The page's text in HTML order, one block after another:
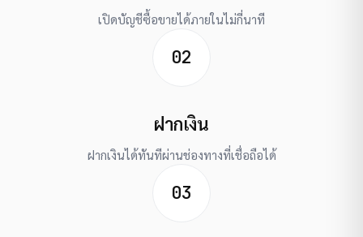
เปิดบัญชีซื้อขายได้ภายในไม่กี่นาที
02
ฝากเงิน
ฝากเงินได้ทันทีผ่านช่องทางที่เชื่อถือได้
03